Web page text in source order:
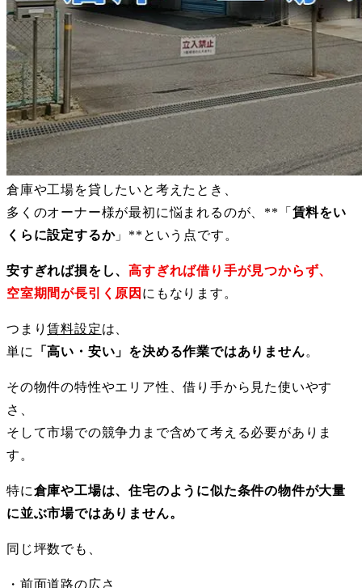
倉庫や工場を貸したいと考えたとき、
多くのオーナー様が最初に悩まれるのが、**「 賃料をい
くらに設定するか」**という点です。
安すぎれば損をし、高すぎれば借り手が見つからず、
空室期間が長引く原因 にもなります。
つまり賃料設定は、
単に
「高い・安い」を決める作業ではありません。
その物件の特性やエリア性、借り手から見た使いやす
さ、
そして市場での競争力まで含めて考える必要がありま
す。
特に倉庫や工場は、住宅のように似た条件の物件が大量
に並ぶ市場ではありません。
同じ坪数でも、
・ 前面道路の広さ